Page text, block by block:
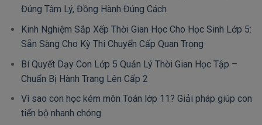
Đúng Tâm Lý, Đồng Hành Đúng Cách
Kinh Nghiệm Sắp Xếp Thời Gian Học Cho Học Sinh Lớp 5:
Sẵn Sàng Cho Kỳ Thi Chuyển Cấp Quan Trọng
Bí Quyết Dạy Con Lớp 5 Quản Lý Thời Gian Học Tập –
Chuẩn Bị Hành Trang Lên Cấp 2
Vì sao con học kém môn Toán lớp 11? Giải pháp giúp con
tiến bộ nhanh chóng